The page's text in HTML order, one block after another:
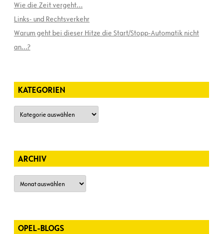
Wie die Zeit vergeht…
Links- und Rechtsverkehr
Warum geht bei dieser Hitze die Start/Stopp-Automatik nicht
an…?
KATEGORIEN
Kategorien
ARCHIV
Archiv
OPEL-BLOGS